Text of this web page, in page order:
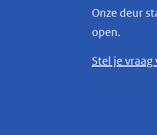
Onze deur
open.
Stel je vraag